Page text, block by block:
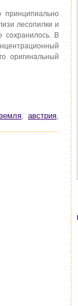
принципиально
лесопилки и
сохранилось. В
оригинальный
земля австрия